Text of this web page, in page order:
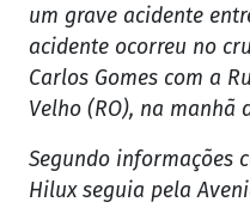
um grave acidente
acidente ocorreu no
Carlos Gomes com a
Velho (RO), na manhã
Segundo informações
Hilux seguia pela